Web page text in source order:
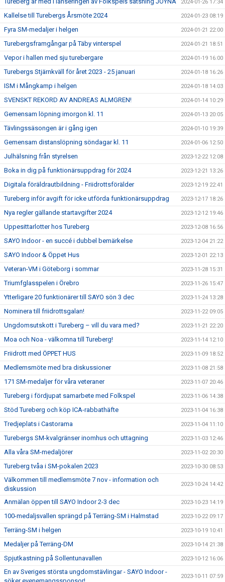
2024-01-26 17:34
Kallelse till Turebergs Årsmöte 2024 2024-01-23 08:19
Fyra SM-medaljer i helgen 2024-01-21 22:00
Turebergsframgångar på Täby vinterspel 2024-01-21 18:51
Vepor i hallen med sju turebergare 2024-01-19 16:00
Turebergs Stjärnkväll för året 2023 - 25 januari 2024-01-18 16:26
ISM i Mångkamp i helgen 2024-01-18 14:03
SVENSKT REKORD AV ANDREAS ALMGREN! 2024-01-14 10:29
Gemensam löpning imorgon kl. 11 2024-01-13 20:05
Tävlingssäsongen är i gång igen 2024-01-10 19:39
Gemensam distanslöpning söndagar kl. 11 2024-01-06 12:50
Julhälsning från styrelsen 2023-12-22 12:08
Boka in dig på funktionärsuppdrag för 2024 2023-12-21 13:26
Digitala föräldrautbildning - Friidrottsförälder 2023-12-19 22:41
Tureberg inför avgift för icke utförda funktionärsuppdrag 2023-12-17 18:26
Nya regler gällande startavgifter 2024 2023-12-12 19:46
Uppesittarlotter hos Tureberg 2023-12-08 16:56
SAYO Indoor - en succé i dubbel bemärkelse 2023-12-04 21:22
SAYO Indoor & Öppet Hus 2023-12-01 22:13
Veteran-VM i Göteborg i sommar 2023-11-28 15:31
Triumfglasspelen i Örebro 2023-11-26 15:47
Ytterligare 20 funktionärer till SAYO sön 3 dec 2023-11-24 13:28
Nominera till friidrottsgalan! 2023-11-22 09:05
Ungdomsutskott i Tureberg – vill du vara med? 2023-11-21 22:20
Moa och Noa - välkomna till Tureberg! 2023-11-14 12:10
Friidrott med ÖPPET HUS 2023-11-09 18:52
Medlemsmöte med bra diskussioner 2023-11-08 21:58
171 SM-medaljer för våra veteraner 2023-11-07 20:46
Tureberg i fördjupat samarbete med Folkspel 2023-11-06 14:38
Stöd Tureberg och köp ICA-rabbathäfte 2023-11-04 16:38
Tredjeplats i Castorama 2023-11-04 11:10
Turebergs SM-kvalgränser inomhus och uttagning 2023-11-03 12:46
Alla våra SM-medaljörer 2023-11-02 20:30
Tureberg tvåa i SM-pokalen 2023 2023-10-30 08:53
Välkommen till medlemsmöte 7 nov - information och
diskussion
2023-10-24 14:42
Anmälan öppen till SAYO Indoor 2-3 dec 2023-10-23 14:19
100-medaljsvallen sprängd på Terräng-SM i Halmstad 2023-10-22 09:17
Terräng-SM i helgen 2023-10-19 10:41
Medaljer på Terräng-DM 2023-10-14 21:38
Spjutkastning på Sollentunavallen 2023-10-12 16:06
En av Sveriges största ungdomstävlingar - SAYO Indoor -
2023-10-11 07:59